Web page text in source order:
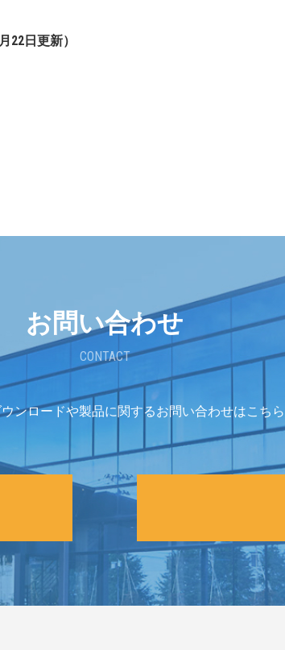
22日更新）
お問い合わせ
CONTACT
ンロードや製品に関するお問い合わせはこちら